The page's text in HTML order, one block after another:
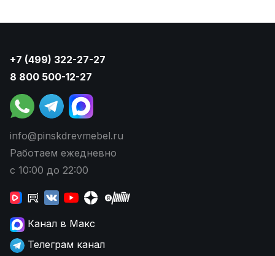
+7 (499) 322-27-27
8 800 500-12-27
info@pinskdrevmebel.ru
Работаем ежедневно
с 10:00 до 22:00
Канал в Макс
Телеграм канал